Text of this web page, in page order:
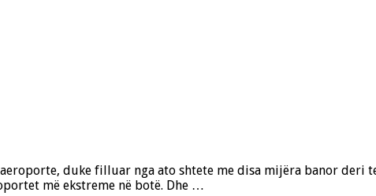
duke filluar nga ato shtete me disa mijëra banor deri
më ekstreme në botë. Dhe …